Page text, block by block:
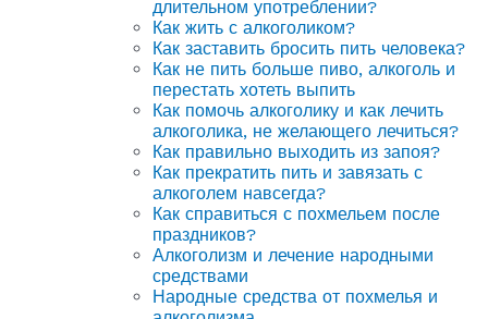
длительном употреблении?
Как жить с алкоголиком?
Как заставить бросить пить человека?
Как не пить больше пиво, алкоголь и
перестать хотеть выпить
Как помочь алкоголику и как лечить
алкоголика, не желающего лечиться?
Как правильно выходить из запоя?
Как прекратить пить и завязать с
алкоголем навсегда?
Как справиться с похмельем после
праздников?
Алкоголизм и лечение народными
средствами
Народные средства от похмелья и